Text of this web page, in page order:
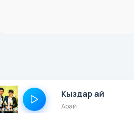
Кыздар ай
Арай